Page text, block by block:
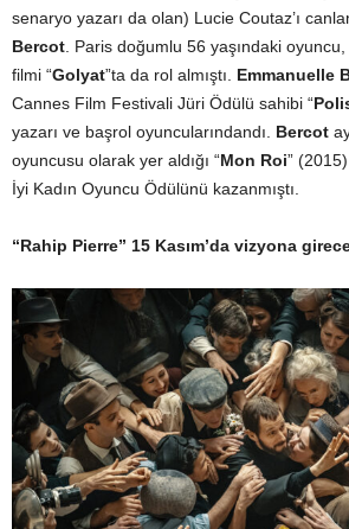
senaryo yazarı da olan) Lucie Coutaz’ı
Bercot . Paris doğumlu 56 yaşındaki oyuncu,
filmi “Golyat”ta da rol almıştı. Emmanuelle
Cannes Film Festivali Jüri Ödülü sahibi “
yazarı ve başrol oyuncularındandı. Bercot
oyuncusu olarak yer aldığı “Mon Roi”
İyi Kadın Oyuncu Ödülünü kazanmıştı.
“Rahip Pierre” 15 Kasım’da vizyona